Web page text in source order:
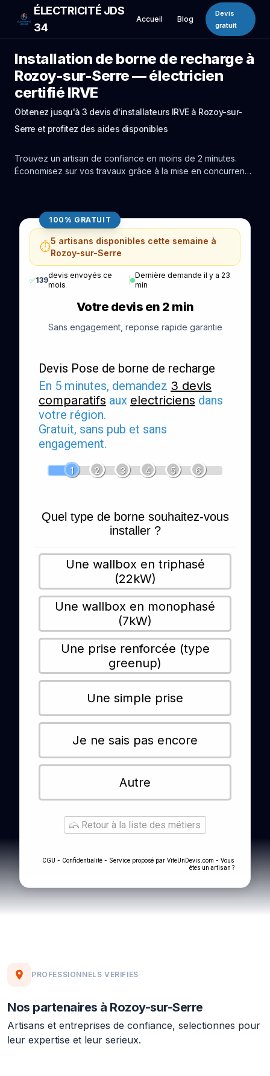
ÉLECTRICITÉ JDS
34
Accueil Blog
Devis
gratuit
Installation de borne de recharge à
Rozoy-sur-Serre — électricien
certifié IRVE
Obtenez jusqu'à 3 devis d'installateurs IRVE à Rozoy-sur-
Serre et profitez des aides disponibles
Trouvez un artisan de confiance en moins de 2 minutes.
Économisez sur vos travaux grâce à la mise en concurrence
100% GRATUIT
⏱️5 artisans disponibles cette semaine à
Rozoy-sur-Serre
✅139
devis envoyés ce
mois
Dernière demande il y a 23
min
Votre devis en 2 min
Sans engagement, reponse rapide garantie
Devis Pose de borne de recharge
En 5 minutes, demandez 3 devis
comparatifs aux electriciens dans
votre région.
Gratuit, sans pub et sans
engagement.
1 2 3 4 5 6
Quel type de borne souhaitez-vous
installer ?
Une wallbox en triphasé
(22kW)
Une wallbox en monophasé
(7kW)
Une prise renforcée (type
greenup)
Une simple prise
Je ne sais pas encore
Autre
Retour à la liste des métiers
CGU - Confidentialité - Service proposé par ViteUnDevis.com - Vous
êtes un artisan ?
PROFESSIONNELS VERIFIES
Nos partenaires à Rozoy-sur-Serre
Artisans et entreprises de confiance, selectionnes pour
leur expertise et leur serieux.